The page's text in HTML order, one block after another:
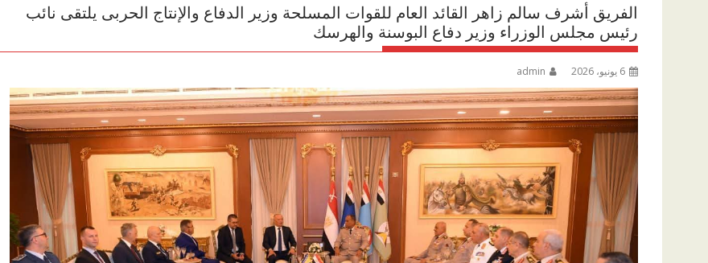
الفريق أشرف سالم زاهر القائد العام للقوات المسلحة وزير الدفاع والإنتاج الحربى يلتقى نائب
رئيس مجلس الوزراء وزير دفاع البوسنة والهرسك
6 يونيو، 2026 admin